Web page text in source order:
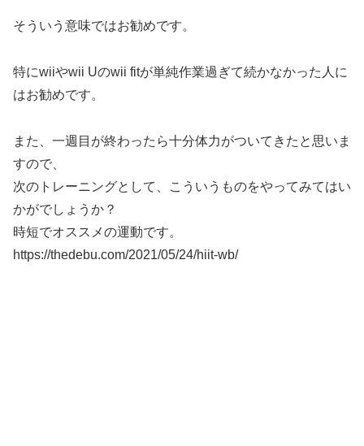
そういう意味ではお勧めです。
特にwiiやwii Uのwii fitが単純作業過ぎて続かなかった人に
はお勧めです。
また、一週目が終わったら十分体力がついてきたと思いま
すので、
次のトレーニングとして、こういうものをやってみてはい
かがでしょうか？
時短でオススメの運動です。
https://thedebu.com/2021/05/24/hiit-wb/